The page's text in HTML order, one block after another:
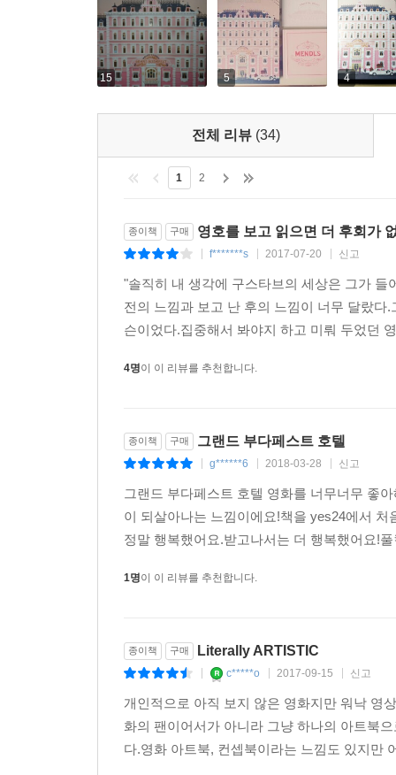
가장 극대화된 작품이라는 평을 받는다.
웨스 앤더슨의 작품 세계를 가장 깊게 이해하는
담는 작업을 하였고, 그 결과 완벽한 아트북 『
웨스 앤더슨뿐만 아니라 주연배우 랄프 파인스
카노네로, 작곡가 알렉상드르 데스플라 등이
인터뷰가 들어 있다. 또한 웨스 앤더슨이 영감
웨스 앤더슨 감독은 아티스트들에게 영감을 주
뮤직비디오는 그에 대한 오마주다. 소설가 조이
작품. 막스 브라더스와 타란티노의 만남.” 그
레퍼런스를 하나로 묶은 이 아트북 『그랜드 부
프로덕션 디자이너 애니 앳킨스의 스케치에 이
자 이제, 그랜드 부다페스트 호텔에 오신 것을 환영
책에 머무시는 동안 편안한 시간 되시길.
리뷰 & 추천사
단 두 마디. 강렬하고 유쾌하다 -텔레그래프
웨스 앤더슨의 소우주를 여행하는 초대장 -뉴욕 타
눈을 뗄 수 없는 매력 그 자체 -인디펜던트
15 5 4
전체 리뷰 (34)
1 2
종이책 구매 영호를 보고 읽으면 더 후회가
f*******s 2017-07-20 신고
"솔직히 내 생각에 구스타브의 세상은 그가
전의 느낌과 보고 난 후의 느낌이 너무 달랐
슨이었다.집중해서 봐야지 하고 미뤄 두었던
4명이 이 리뷰를 추천합니다.
종이책 구매 그랜드 부다페스트 호텔
g******6 2018-03-28 신고
그랜드 부다페스트 호텔 영화를 너무너무 좋
이 되살아나는 느낌이에요!책을 yes24에서
정말 행복했어요.받고나서는 더 행복했어요!
1명이 이 리뷰를 추천합니다.
종이책 구매 Literally ARTISTIC
c*****o 2017-09-15 신고
개인적으로 아직 보지 않은 영화지만 워낙 영
화의 팬이어서가 아니라 그냥 하나의 아트북
다.영화 아트북, 컨셉북이라는 느낌도 있지만